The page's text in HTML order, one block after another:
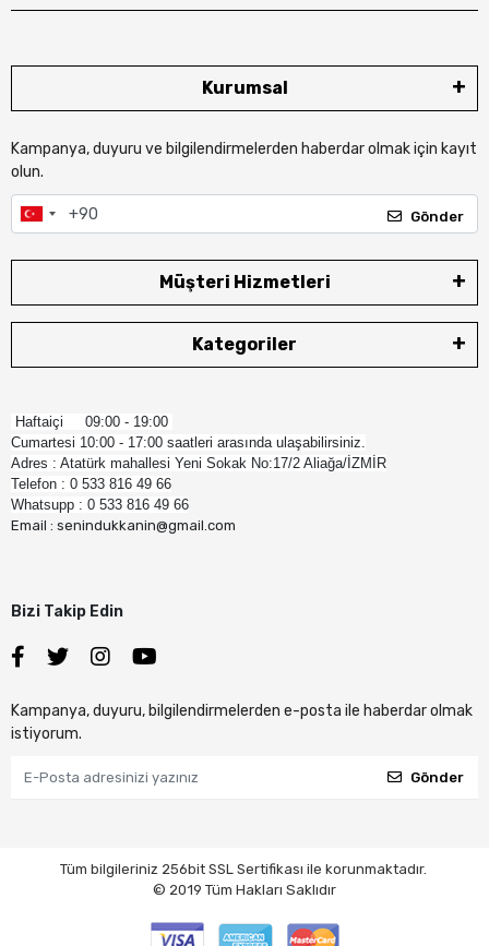
Kurumsal
Kampanya, duyuru ve bilgilendirmelerden haberdar olmak için kayıt
olun.
Gönder
Müşteri Hizmetleri
Kategoriler
Haftaiçi 09:00 - 19:00
Cumartesi 10:00 - 17:00 saatleri arasında ulaşabilirsiniz.
Adres : Atatürk mahallesi Yeni Sokak No:17/2 Aliağa/İZMİR
Telefon : 0 533 816 49 66
Whatsupp : 0 533 816 49 66
Email : senindukkanin@gmail.com
Bizi Takip Edin
Kampanya, duyuru, bilgilendirmelerden e-posta ile haberdar olmak
istiyorum.
Gönder
Tüm bilgileriniz 256bit SSL Sertifikası ile korunmaktadır.
© 2019 Tüm Hakları Saklıdır